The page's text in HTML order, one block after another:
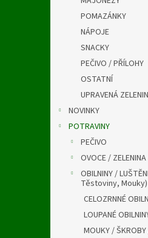
POMAZÁNKY
NÁPOJE
SNACKY
PEČIVO / PŘÍLOHY
OSTATNÍ
UPRAVENÁ
NOVINKY
POTRAVINY
PEČIVO
OVOCE / ZELENINA
OBILNINY /
Těstoviny, Mouky)
CELOZRNNÉ
LOUPANÉ
MOUKY /